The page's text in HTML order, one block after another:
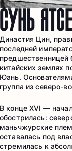
СУНЬ
Династия Цин,
последней
предшественницей
китайских землях
Юань.
группа из северо-
В конце XVI —
обострилась:
маньчжурские
оставалась под
стремилась к